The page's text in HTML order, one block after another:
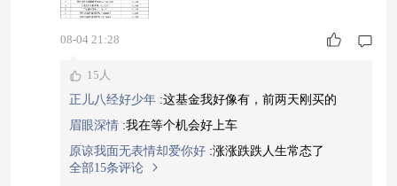
分量十足。兴悦这种稳中有弹性的特质，正好当前
的市场环境，时间窗口挺到位。#来圈子找经理#
08-04 21:28
15人
正儿八经好少年 :这基金我好像有，前两天刚买的
眉眼深情 :我在等个机会好上车
原谅我面无表情却爱你好 :涨涨跌跌人生常态了
全部15条评论